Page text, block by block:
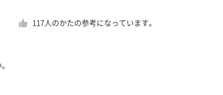
117人のかたの参考になっています。